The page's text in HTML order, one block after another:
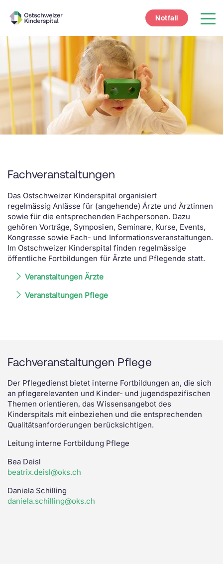
Fachveranstaltungen
Das Ostschweizer Kinderspital organisiert
regelmässig Anlässe für (angehende) Ärzte und Ärztinnen
sowie für die entsprechenden Fachpersonen. Dazu
gehören Vorträge, Symposien, Seminare, Kurse, Events,
Kongresse sowie Fach- und Informationsveranstaltungen.
Im Ostschweizer Kinderspital finden regelmässige
öffentliche Fortbildungen für Ärzte und Pflegende statt.
Veranstaltungen Ärzte
Veranstaltungen Pflege
Fachveranstaltungen Pflege
Der Pflegedienst bietet interne Fortbildungen an, die sich
an pflegerelevanten und Kinder- und jugendspezifischen
Themen orientieren, das Wissensangebot des
Kinderspitals mit einbeziehen und die entsprechenden
Qualitätsanforderungen berücksichtigen.
Leitung interne Fortbildung Pflege
Bea Deisl
beatrix.deisl@oks.ch
Daniela Schilling
daniela.schilling@oks.ch
Notfall